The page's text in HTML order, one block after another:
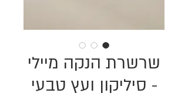
שרשרת הנקה מיילי
- סיליקון ועץ טבעי